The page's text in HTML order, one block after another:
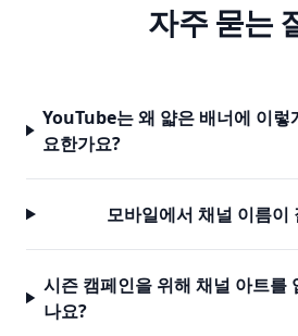
자주 묻는
YouTube는 왜 얇은 배너에 이렇
요한가요?
모바일에서 채널 이름이
시즌 캠페인을 위해 채널 아트를
나요?